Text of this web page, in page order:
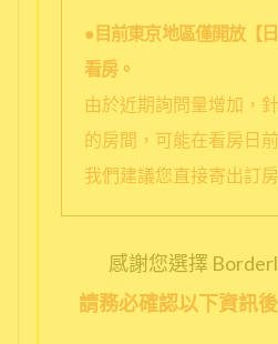
●目前東京地區僅開放【
看房。
由於近期詢問量增加，
的房間，可能在看房日
我們建議您直接寄出訂
感謝您選擇
請務必確認以下資訊